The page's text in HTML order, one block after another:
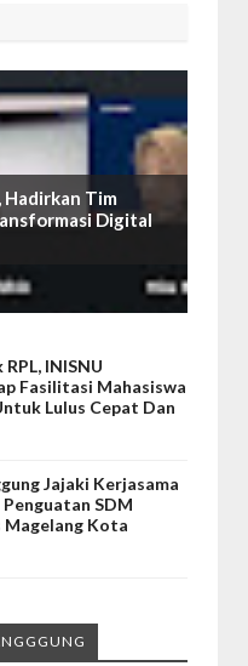
Hadirkan Tim
Digital
INISNU
Fasilitasi Mahasiswa
Lulus Cepat Dan
Jajaki Kerjasama
SDM
Magelang Kota